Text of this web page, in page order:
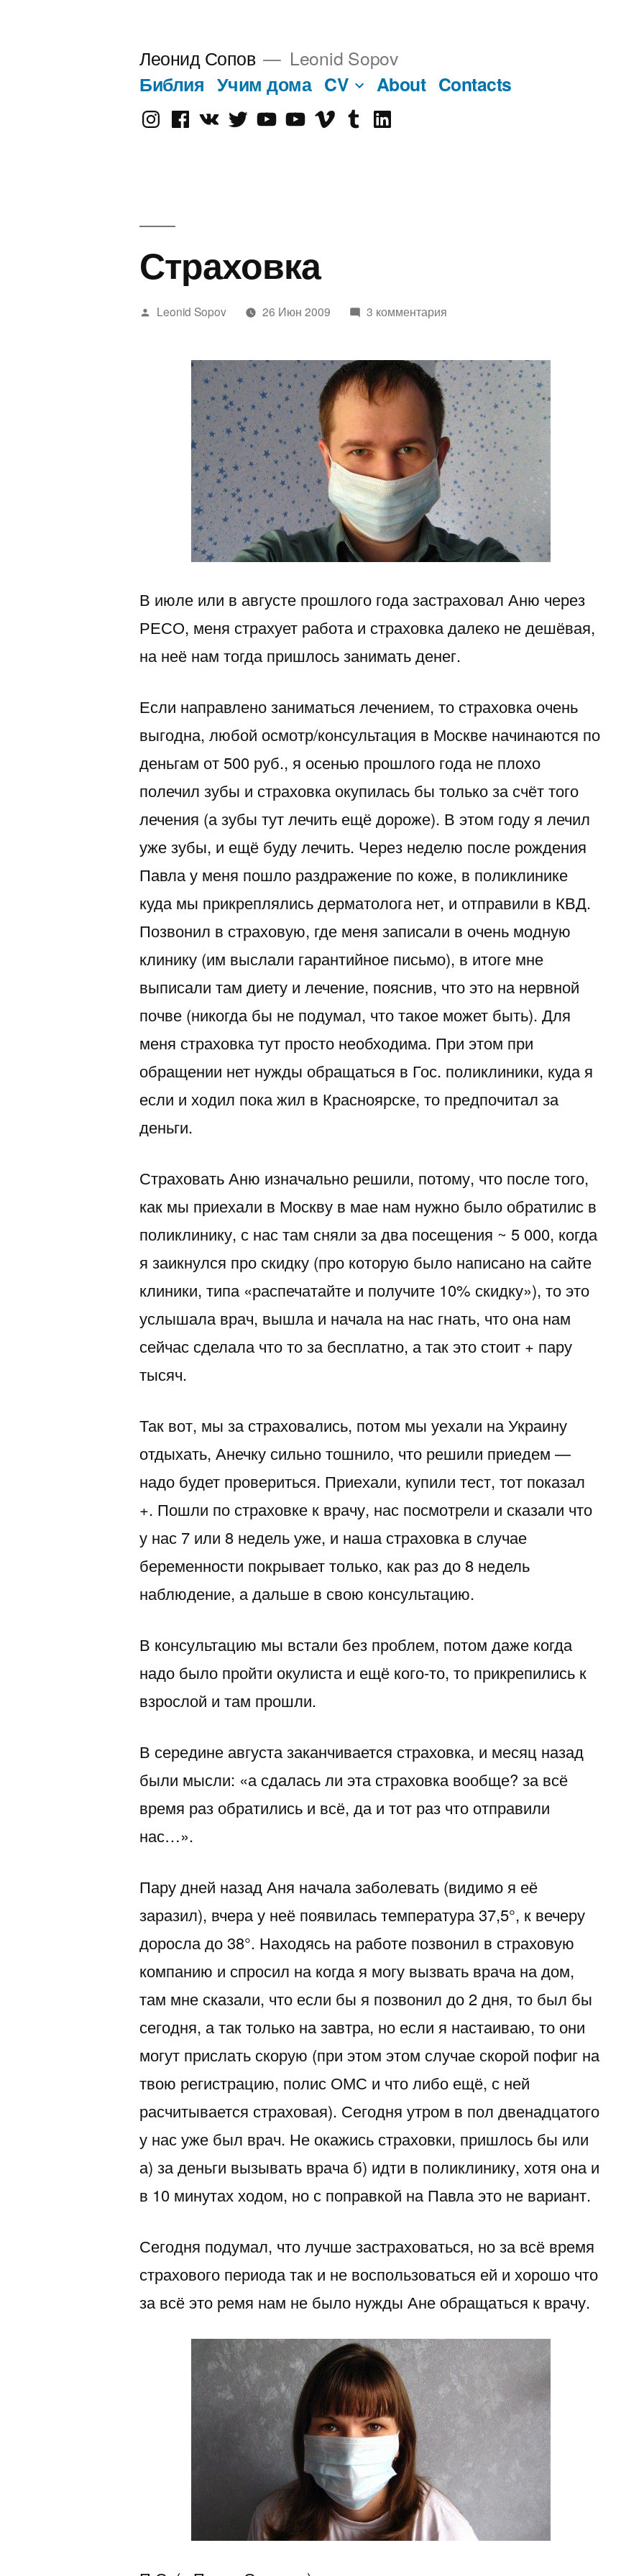
Леонид Сопов Leonid Sopov
Библия Учим дома CV About Contacts
InstagramFacebook
VK TwitterYoutube
Old Vimeotumblrlinkedin
Страховка
Написано
Leonid Sopov 26 Июн 2009 3 комментария
В июле или в августе прошлого года застраховал Аню через
РЕСО, меня страхует работа и страховка далеко не дешёвая,
на неё нам тогда пришлось занимать денег.
Если направлено заниматься лечением, то страховка очень
выгодна, любой осмотр/консультация в Москве начинаются по
деньгам от 500 руб., я осенью прошлого года не плохо
полечил зубы и страховка окупилась бы только за счёт того
лечения (а зубы тут лечить ещё дороже). В этом году я лечил
уже зубы, и ещё буду лечить. Через неделю после рождения
Павла у меня пошло раздражение по коже, в поликлинике
куда мы прикреплялись дерматолога нет, и отправили в КВД.
Позвонил в страховую, где меня записали в очень модную
клинику (им выслали гарантийное письмо), в итоге мне
выписали там диету и лечение, пояснив, что это на нервной
почве (никогда бы не подумал, что такое может быть). Для
меня страховка тут просто необходима. При этом при
обращении нет нужды обращаться в Гос. поликлиники, куда я
если и ходил пока жил в Красноярске, то предпочитал за
деньги.
Страховать Аню изначально решили, потому, что после того,
как мы приехали в Москву в мае нам нужно было обратилис в
поликлинику, с нас там сняли за два посещения ~ 5 000, когда
я заикнулся про скидку (про которую было написано на сайте
клиники, типа «распечатайте и получите 10% скидку»), то это
услышала врач, вышла и начала на нас гнать, что она нам
сейчас сделала что то за бесплатно, а так это стоит + пару
тысяч.
Так вот, мы за страховались, потом мы уехали на Украину
отдыхать, Анечку сильно тошнило, что решили приедем —
надо будет провериться. Приехали, купили тест, тот показал
+. Пошли по страховке к врачу, нас посмотрели и сказали что
у нас 7 или 8 недель уже, и наша страховка в случае
беременности покрывает только, как раз до 8 недель
наблюдение, а дальше в свою консультацию.
В консультацию мы встали без проблем, потом даже когда
надо было пройти окулиста и ещё кого-то, то прикрепились к
взрослой и там прошли.
В середине августа заканчивается страховка, и месяц назад
были мысли: «а сдалась ли эта страховка вообще? за всё
время раз обратились и всё, да и тот раз что отправили
нас…».
Пару дней назад Аня начала заболевать (видимо я её
заразил), вчера у неё появилась температура 37,5°, к вечеру
доросла до 38°. Находясь на работе позвонил в страховую
компанию и спросил на когда я могу вызвать врача на дом,
там мне сказали, что если бы я позвонил до 2 дня, то был бы
сегодня, а так только на завтра, но если я настаиваю, то они
могут прислать скорую (при этом этом случае скорой пофиг на
твою регистрацию, полис ОМС и что либо ещё, с ней
расчитывается страховая). Сегодня утром в пол двенадцатого
у нас уже был врач. Не окажись страховки, пришлось бы или
а) за деньги вызывать врача б) идти в поликлинику, хотя она и
в 10 минутах ходом, но с поправкой на Павла это не вариант.
Сегодня подумал, что лучше застраховаться, но за всё время
страхового периода так и не воспользоваться ей и хорошо что
за всё это ремя нам не было нужды Ане обращаться к врачу.